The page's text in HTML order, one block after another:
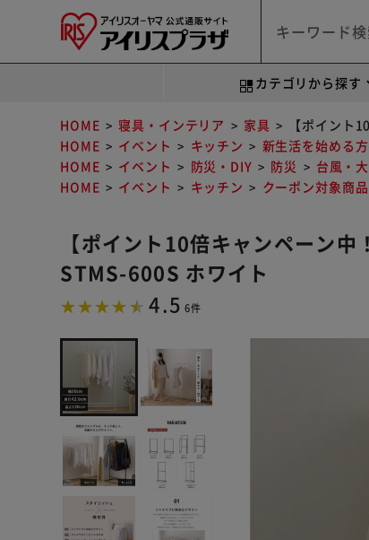
カテゴリから探す
HOME 寝具・インテリア 家具
【ポイント
HOME
イベント キッチン 新生活を始める
HOME
イベント 防災・DIY 防災 台風・
HOME
イベント キッチン クーポン対象商品
【ポイント10倍キャンペーン
STMS-600S ホワイト
4.5 6件